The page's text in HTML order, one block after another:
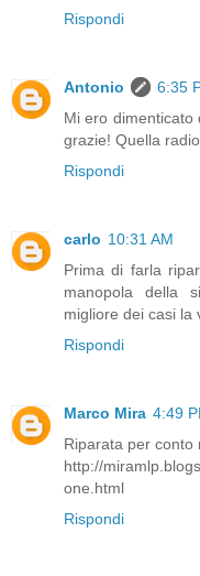
Rispondi
Antonio
6:35
Mi ero dimenticato
grazie! Quella
Rispondi
carlo 10:31 AM
Prima di farla
manopola della
migliore dei casi la
Rispondi
Marco Mira 4:49
Riparata per conto
http://
one.html
Rispondi